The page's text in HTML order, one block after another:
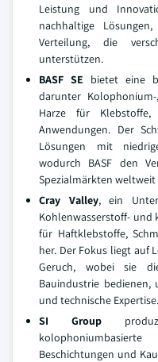
Leistung und
nachhaltige
Verteilung, die
unterstützen.
BASF SE bietet eine
darunter
Harze für Klebstoffe,
Anwendungen. Der
Lösungen mit
wodurch BASF den
Spezialmärkten
Cray Valley, ein
Kohlenwasserstoff-
für Haftklebstoffe,
her. Der Fokus liegt auf
Geruch, wobei sie
Bauindustrie
und technische Expertise.
SI Group
Beschichtungen und